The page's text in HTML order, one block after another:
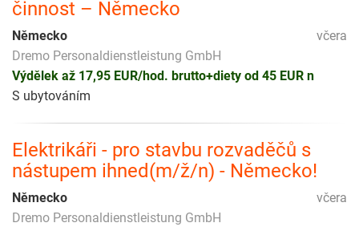
činnost – Německo
včera
Německo
Dremo Personaldienstleistung GmbH
Výdělek až 17,95 EUR/hod. brutto+diety od 45 EUR n
S ubytováním
Elektrikáři - pro stavbu rozvaděčů s
nástupem ihned(m/ž/n) - Německo!
včera
Německo
Dremo Personaldienstleistung GmbH